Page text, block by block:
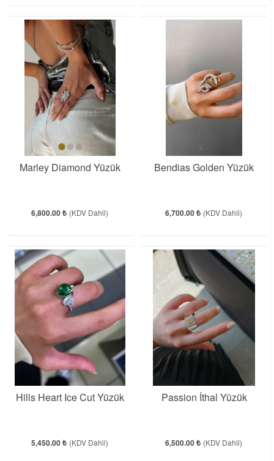
Marley Diamond Yüzük
6,800.00 ₺ (KDV Dahil)
Bendias Golden Yüzük
6,700.00 ₺ (KDV Dahil)
Hills Heart Ice Cut Yüzük
5,450.00 ₺ (KDV Dahil)
Passion İthal Yüzük
6,500.00 ₺ (KDV Dahil)